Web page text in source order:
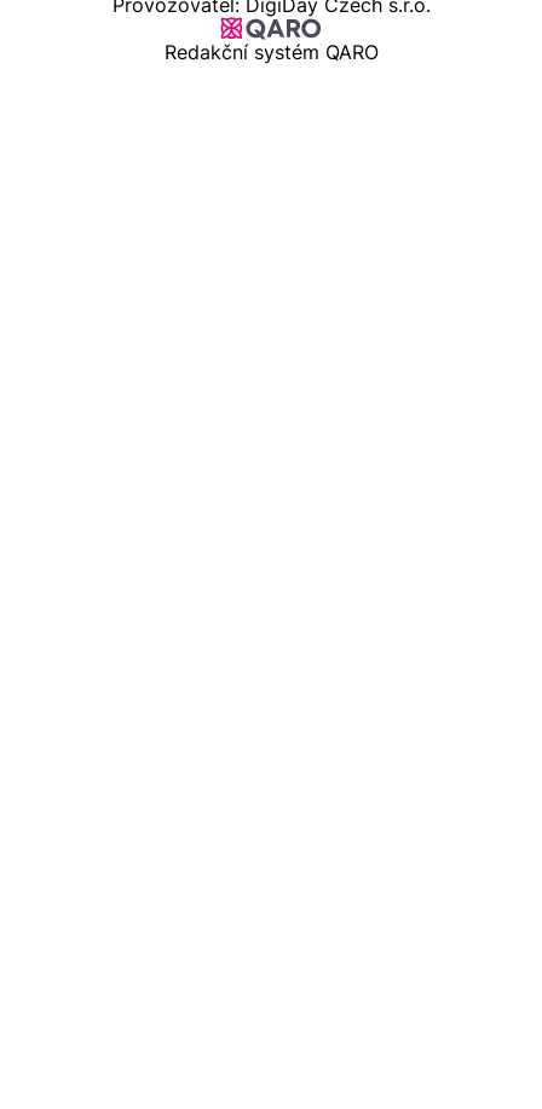
Provozovatel: DigiDay Czech s.r.o.
Redakční systém QARO